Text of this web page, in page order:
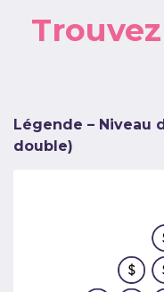
Trouvez
Légende – Niveau
double)